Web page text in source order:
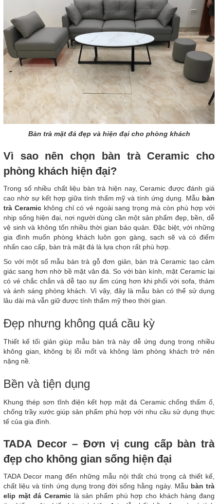
Bàn trà mặt đá đẹp và hiện đại cho phòng khách
Vì sao nên chọn bàn trà Ceramic cho
phòng khách hiện đại?
Trong số nhiều chất liệu bàn trà hiện nay, Ceramic được đánh giá
cao nhờ sự kết hợp giữa tính thẩm mỹ và tính ứng dụng. Mẫu bàn
trà Ceramickhông chỉ có vẻ ngoài sang trọng mà còn phù hợp với
nhịp sống hiện đại, nơi người dùng cần một sản phẩm đẹp, bền, dễ
vệ sinh và không tốn nhiều thời gian bảo quản. Đặc biệt, với những
gia đình muốn phòng khách luôn gọn gàng, sạch sẽ và có điểm
nhấn cao cấp, bàn trà mặt đá là lựa chọn rất phù hợp.
So với một số mẫu bàn trà gỗ đơn giản, bàn trà Ceramic tạo cảm
giác sang hơn nhờ bề mặt vân đá. So với bàn kính, mặt Ceramic lại
có vẻ chắc chắn và dễ tạo sự ấm cúng hơn khi phối với sofa, thảm
và ánh sáng phòng khách. Vì vậy, đây là mẫu bàn có thể sử dụng
lâu dài mà vẫn giữ được tính thẩm mỹ theo thời gian.
Đẹp nhưng không quá cầu kỳ
Thiết kế tối giản giúp mẫu bàn trà này dễ ứng dụng trong nhiều
không gian, không bị lỗi mốt và không làm phòng khách trở nên
nặng nề.
Bền và tiện dụng
Khung thép sơn tĩnh điện kết hợp mặt đá Ceramic chống thấm ố,
chống trầy xước giúp sản phẩm phù hợp với nhu cầu sử dụng thực
tế của gia đình.
TADA Decor – Đơn vị cung cấp bàn trà
đẹp cho không gian sống hiện đại
TADA Decor mang đến những mẫu nội thất chú trọng cả thiết kế,
chất liệu và tính ứng dụng trong đời sống hằng ngày. Mẫu bàn trà
elip mặt đá Ceramic là sản phẩm phù hợp cho khách hàng đang